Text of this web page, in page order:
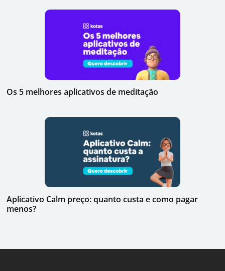
Os 5 melhores aplicativos de meditação
Aplicativo Calm preço: quanto custa e como pagar
menos?